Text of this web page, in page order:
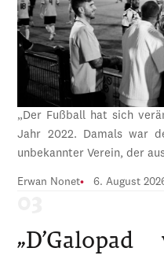
„Der Fußball hat sich
Jahr 2022. Damals war
unbekannter Verein, der
Erwan Nonet 6. August